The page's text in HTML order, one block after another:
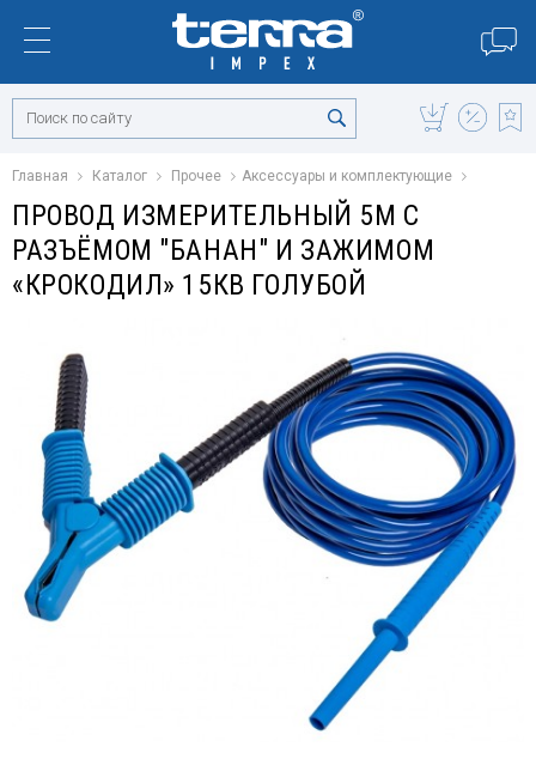
Главная Каталог Прочее Аксессуары и комплектующие
ПРОВОД ИЗМЕРИТЕЛЬНЫЙ 5М С
РАЗЪЁМОМ "БАНАН" И ЗАЖИМОМ
«КРОКОДИЛ» 15КВ ГОЛУБОЙ